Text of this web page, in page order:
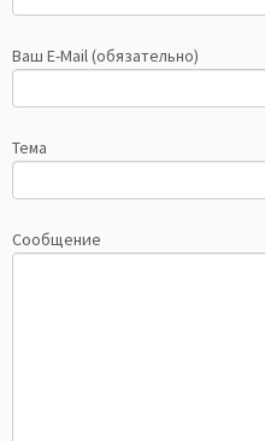
Ваш E-Mail (обязательно)
Тема
Сообщение